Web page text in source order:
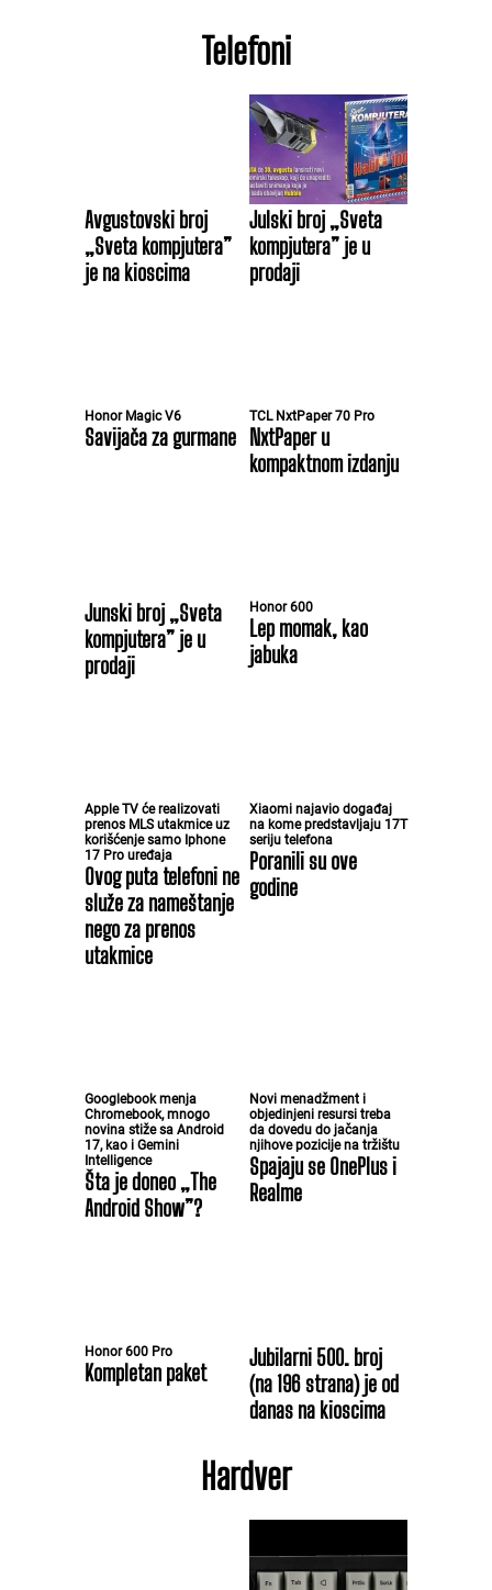
Telefoni
Avgustovski broj
„Sveta kompjutera”
je na kioscima
Julski broj „Sveta
kompjutera” je u
prodaji
Honor Magic V6
Savijača za gurmane
TCL NxtPaper 70 Pro
NxtPaper u
kompaktnom izdanju
Junski broj „Sveta
kompjutera” je u
prodaji
Honor 600
Lep momak, kao
jabuka
Apple TV će realizovati
prenos MLS utakmice uz
korišćenje samo Iphone
17 Pro uređaja
Ovog puta telefoni ne
služe za nameštanje
nego za prenos
utakmice
Xiaomi najavio događaj
na kome predstavljaju 17T
seriju telefona
Poranili su ove
godine
Googlebook menja
Chromebook, mnogo
novina stiže sa Android
17, kao i Gemini
Intelligence
Šta je doneo „The
Android Show”?
Novi menadžment i
objedinjeni resursi treba
da dovedu do jačanja
njihove pozicije na tržištu
Spajaju se OnePlus i
Realme
Honor 600 Pro
Kompletan paket
Jubilarni 500. broj
(na 196 strana) je od
danas na kioscima
Hardver